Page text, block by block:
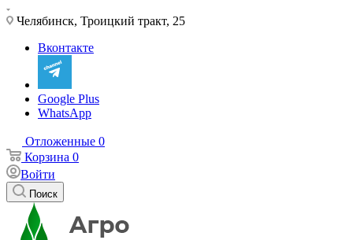
Челябинск, Троицкий тракт, 25
Вконтакте
Google Plus
WhatsApp
Отложенные 0
Корзина 0
Войти
Поиск